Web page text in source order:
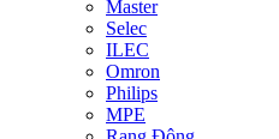
Master
Selec
ILEC
Omron
Philips
MPE